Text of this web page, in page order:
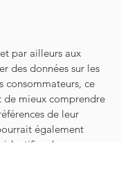
par ailleurs aux
des données sur les
consommateurs, ce
mieux comprendre
de leur
également
identifier de nouveaux